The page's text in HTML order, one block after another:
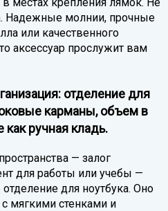
Надежные молнии, прочные
или качественного
аксессуар прослужит вам
отделение для
карманы, объем в
как ручная кладь.
— залог
для работы или учебы —
для ноутбука. Оно
мягкими стенками и